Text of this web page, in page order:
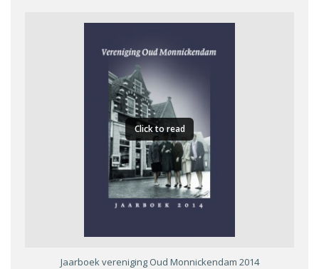
Click to read
Jaarboek vereniging Oud Monnickendam 2014